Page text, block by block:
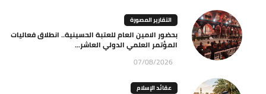
التقارير المصورة
بحضور الامين العام للعتبة الحسينية.. انطلاق فعاليات
المؤتمر العلمي الدولي العاشر...
07/08/2026
عقائد الإسلام